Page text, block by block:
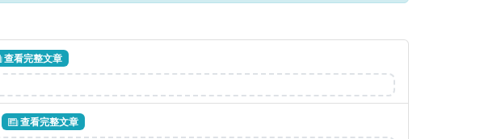
查看完整文章
查看完整文章